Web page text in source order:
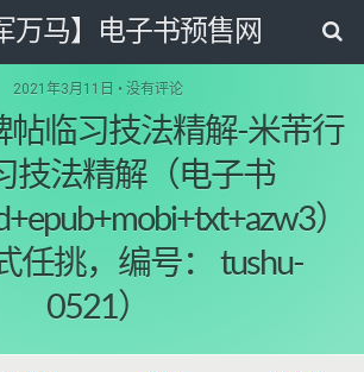
万马】电子书预售网
2021年3月11日 • 没有评论
帖临习技法精解-米芾行
技法精解（电子书
）
任挑，编号： tushu-
0521）